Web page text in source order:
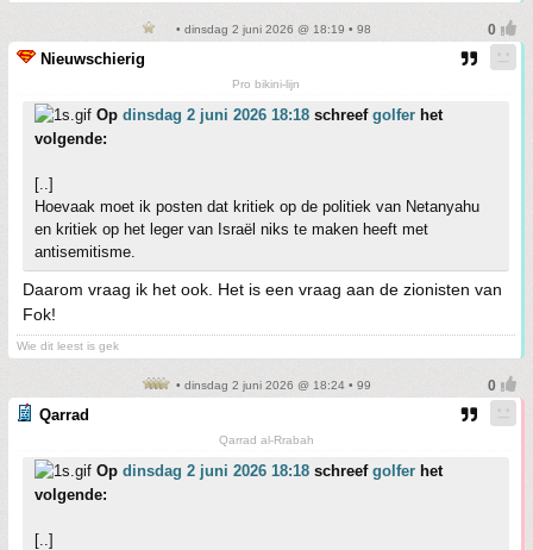
• dinsdag 2 juni 2026 @ 18:19 • 98
Nieuwschierig
Pro bikini-lijn
Op dinsdag 2 juni 2026 18:18 schreef golfer het
volgende:
[..]
Hoevaak moet ik posten dat kritiek op de politiek van Netanyahu
en kritiek op het leger van Israël niks te maken heeft met
antisemitisme.
Daarom vraag ik het ook. Het is een vraag aan de zionisten van
Fok!
Wie dit leest is gek
• dinsdag 2 juni 2026 @ 18:24 • 99
Qarrad
Qarrad al-Rrabah
Op dinsdag 2 juni 2026 18:18 schreef golfer het
volgende:
[..]